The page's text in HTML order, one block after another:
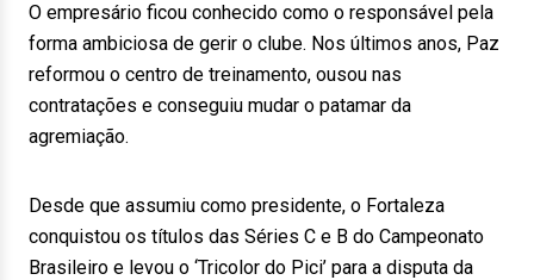
O empresário ficou conhecido como o responsável pela
forma ambiciosa de gerir o clube. Nos últimos anos, Paz
reformou o centro de treinamento, ousou nas
contratações e conseguiu mudar o patamar da
agremiação.
Desde que assumiu como presidente, o Fortaleza
conquistou os títulos das Séries C e B do Campeonato
Brasileiro e levou o ‘Tricolor do Pici’ para a disputa da